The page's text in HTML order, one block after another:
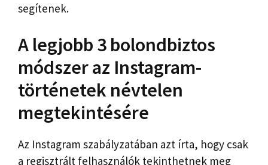
segítenek.
A legjobb 3 bolondbiztos
módszer az Instagram-
történetek névtelen
megtekintésére
Az Instagram szabályzatában azt írta, hogy csak
a regisztrált felhasználók tekinthetnek meg